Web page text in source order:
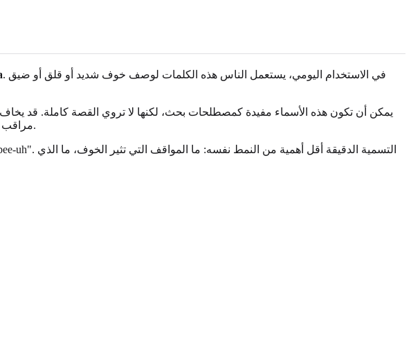
. في الاستخدام اليومي، يستعمل الناس هذه الكلمات لوصف خوف شديد أو قلق أو ضيق
يمكن أن تكون هذه الأسماء مفيدة كمصطلحات بحث، لكنها لا تروي القصة كاملة.
مراقب أو محكوم عليه في غرفة مليئة بالناس. قد يقول الثلاثة إن لديهم خوفا من الحشود، لكن القلق الكامن قد يكون مختلفا.